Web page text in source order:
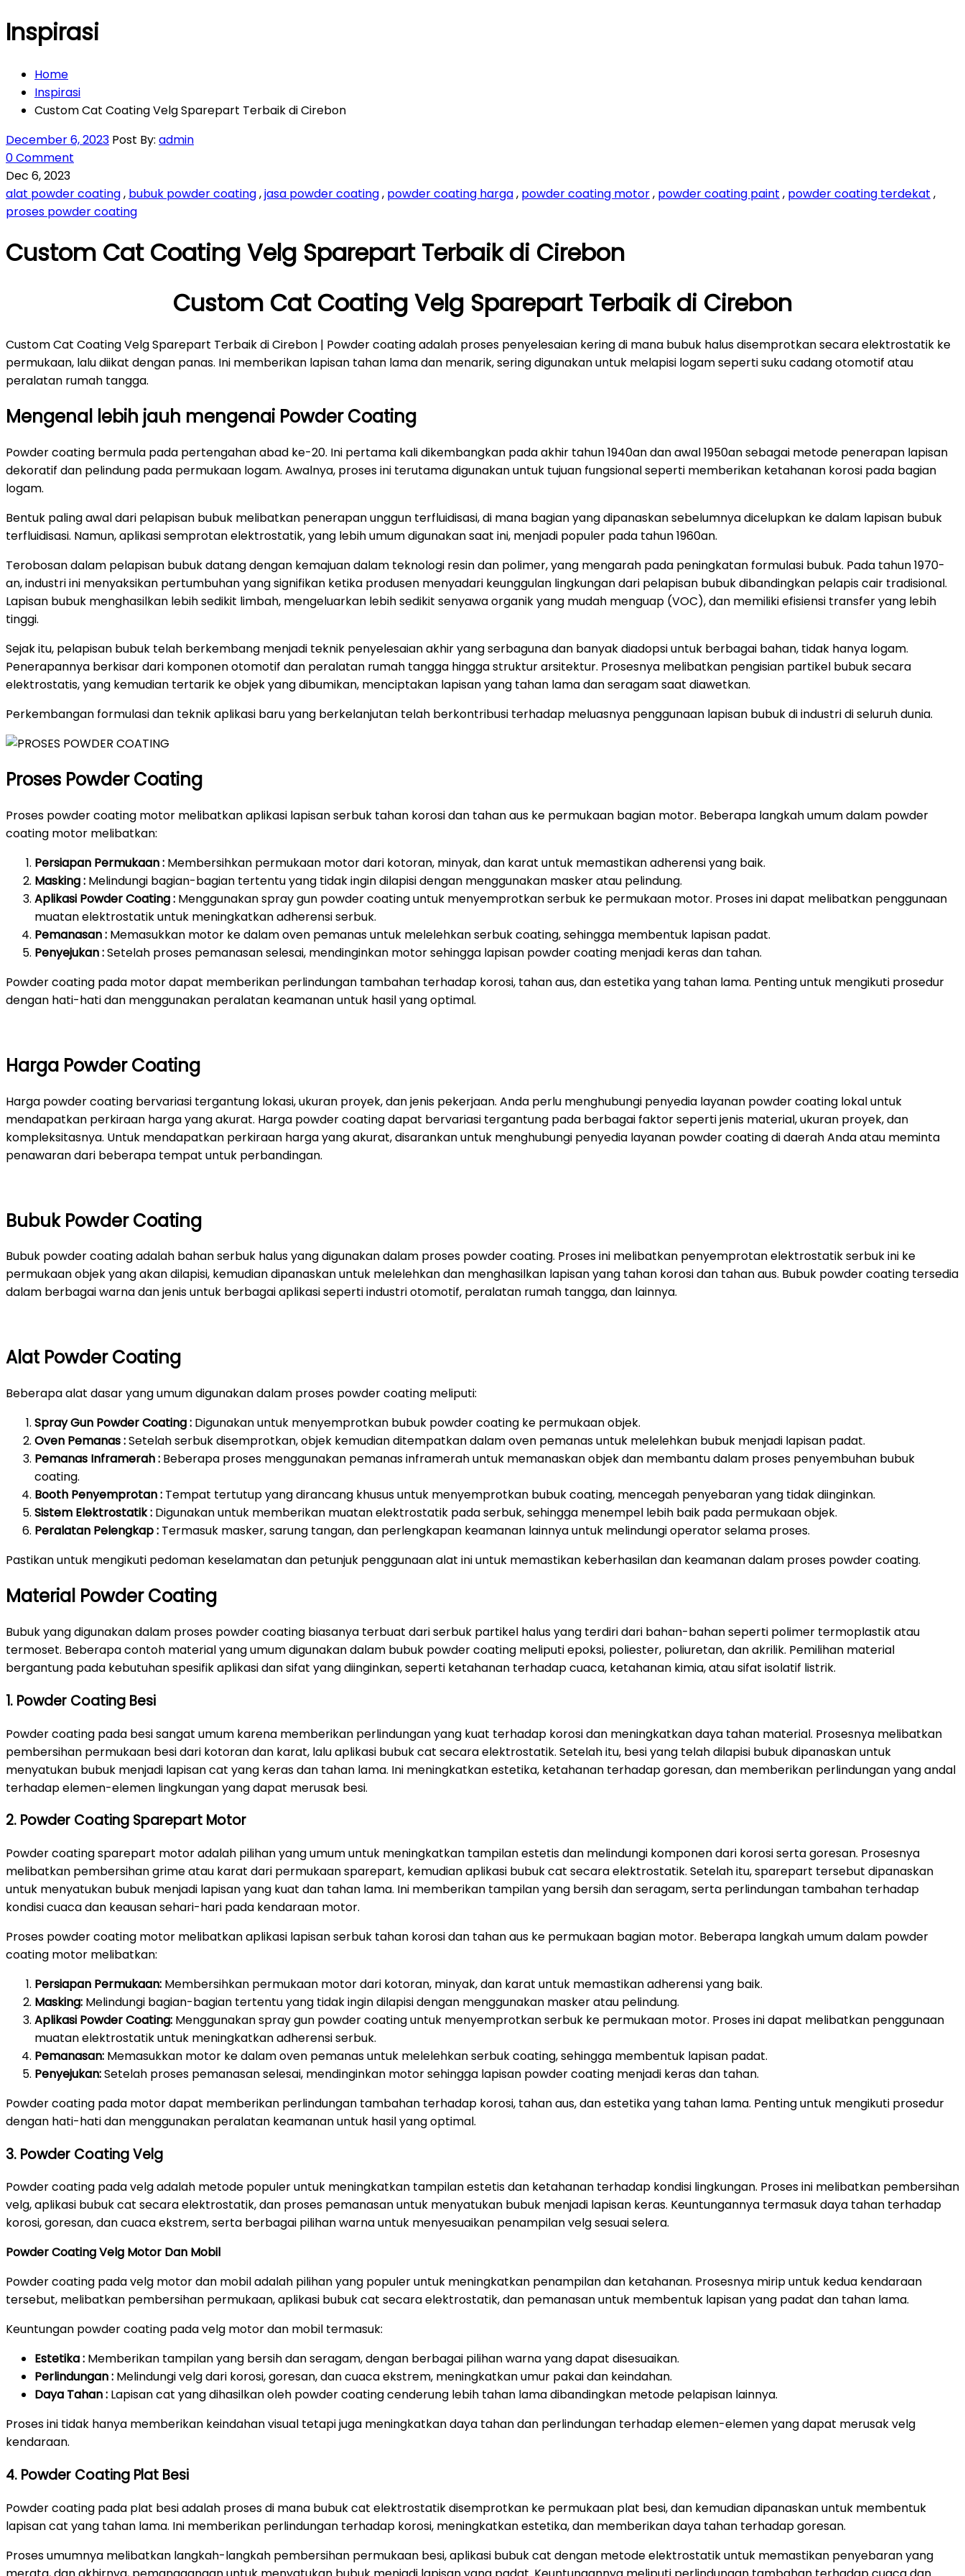
Inspirasi
Home
Inspirasi
Custom Cat Coating Velg Sparepart Terbaik di Cirebon
December 6, 2023 Post By: admin
0 Comment
Dec 6, 2023
alat powder coating, bubuk powder coating,jasa powder coating, powder coating harga, powder coating motor, powder coating paint , powder coating terdekat ,
proses powder coating
Custom Cat Coating Velg Sparepart Terbaik di Cirebon
Custom Cat Coating Velg Sparepart Terbaik di Cirebon
Custom Cat Coating Velg Sparepart Terbaik di Cirebon | Powder coating adalah proses penyelesaian kering di mana bubuk halus disemprotkan secara elektrostatik ke
permukaan, lalu diikat dengan panas. Ini memberikan lapisan tahan lama dan menarik, sering digunakan untuk melapisi logam seperti suku cadang otomotif atau
peralatan rumah tangga.
Mengenal lebih jauh mengenai Powder Coating
Powder coating bermula pada pertengahan abad ke-20. Ini pertama kali dikembangkan pada akhir tahun 1940an dan awal 1950an sebagai metode penerapan lapisan
dekoratif dan pelindung pada permukaan logam. Awalnya, proses ini terutama digunakan untuk tujuan fungsional seperti memberikan ketahanan korosi pada bagian
logam.
Bentuk paling awal dari pelapisan bubuk melibatkan penerapan unggun terfluidisasi, di mana bagian yang dipanaskan sebelumnya dicelupkan ke dalam lapisan bubuk
terfluidisasi. Namun, aplikasi semprotan elektrostatik, yang lebih umum digunakan saat ini, menjadi populer pada tahun 1960an.
Terobosan dalam pelapisan bubuk datang dengan kemajuan dalam teknologi resin dan polimer, yang mengarah pada peningkatan formulasi bubuk. Pada tahun 1970-
an, industri ini menyaksikan pertumbuhan yang signifikan ketika produsen menyadari keunggulan lingkungan dari pelapisan bubuk dibandingkan pelapis cair tradisional.
Lapisan bubuk menghasilkan lebih sedikit limbah, mengeluarkan lebih sedikit senyawa organik yang mudah menguap (VOC), dan memiliki efisiensi transfer yang lebih
tinggi.
Sejak itu, pelapisan bubuk telah berkembang menjadi teknik penyelesaian akhir yang serbaguna dan banyak diadopsi untuk berbagai bahan, tidak hanya logam.
Penerapannya berkisar dari komponen otomotif dan peralatan rumah tangga hingga struktur arsitektur. Prosesnya melibatkan pengisian partikel bubuk secara
elektrostatis, yang kemudian tertarik ke objek yang dibumikan, menciptakan lapisan yang tahan lama dan seragam saat diawetkan.
Perkembangan formulasi dan teknik aplikasi baru yang berkelanjutan telah berkontribusi terhadap meluasnya penggunaan lapisan bubuk di industri di seluruh dunia.
Proses Powder Coating
Proses powder coating motor melibatkan aplikasi lapisan serbuk tahan korosi dan tahan aus ke permukaan bagian motor. Beberapa langkah umum dalam powder
coating motor melibatkan:
Persiapan Permukaan : Membersihkan permukaan motor dari kotoran, minyak, dan karat untuk memastikan adherensi yang baik.
Masking : Melindungi bagian-bagian tertentu yang tidak ingin dilapisi dengan menggunakan masker atau pelindung.
Aplikasi Powder Coating : Menggunakan spray gun powder coating untuk menyemprotkan serbuk ke permukaan motor. Proses ini dapat melibatkan penggunaan
muatan elektrostatik untuk meningkatkan adherensi serbuk.
Pemanasan : Memasukkan motor ke dalam oven pemanas untuk melelehkan serbuk coating, sehingga membentuk lapisan padat.
Penyejukan :Setelah proses pemanasan selesai, mendinginkan motor sehingga lapisan powder coating menjadi keras dan tahan.
Powder coating pada motor dapat memberikan perlindungan tambahan terhadap korosi, tahan aus, dan estetika yang tahan lama. Penting untuk mengikuti prosedur
dengan hati-hati dan menggunakan peralatan keamanan untuk hasil yang optimal.
Harga Powder Coating
Harga powder coating bervariasi tergantung lokasi, ukuran proyek, dan jenis pekerjaan. Anda perlu menghubungi penyedia layanan powder coating lokal untuk
mendapatkan perkiraan harga yang akurat. Harga powder coating dapat bervariasi tergantung pada berbagai faktor seperti jenis material, ukuran proyek, dan
kompleksitasnya. Untuk mendapatkan perkiraan harga yang akurat, disarankan untuk menghubungi penyedia layanan powder coating di daerah Anda atau meminta
penawaran dari beberapa tempat untuk perbandingan.
Bubuk Powder Coating
Bubuk powder coating adalah bahan serbuk halus yang digunakan dalam proses powder coating. Proses ini melibatkan penyemprotan elektrostatik serbuk ini ke
permukaan objek yang akan dilapisi, kemudian dipanaskan untuk melelehkan dan menghasilkan lapisan yang tahan korosi dan tahan aus. Bubuk powder coating tersedia
dalam berbagai warna dan jenis untuk berbagai aplikasi seperti industri otomotif, peralatan rumah tangga, dan lainnya.
Alat Powder Coating
Beberapa alat dasar yang umum digunakan dalam proses powder coating meliputi:
Spray Gun Powder Coating : Digunakan untuk menyemprotkan bubuk powder coating ke permukaan objek.
Oven Pemanas :Setelah serbuk disemprotkan, objek kemudian ditempatkan dalam oven pemanas untuk melelehkan bubuk menjadi lapisan padat.
Pemanas Inframerah : Beberapa proses menggunakan pemanas inframerah untuk memanaskan objek dan membantu dalam proses penyembuhan bubuk
coating.
Booth Penyemprotan : Tempat tertutup yang dirancang khusus untuk menyemprotkan bubuk coating, mencegah penyebaran yang tidak diinginkan.
Sistem Elektrostatik : Digunakan untuk memberikan muatan elektrostatik pada serbuk, sehingga menempel lebih baik pada permukaan objek.
Peralatan Pelengkap : Termasuk masker, sarung tangan, dan perlengkapan keamanan lainnya untuk melindungi operator selama proses.
Pastikan untuk mengikuti pedoman keselamatan dan petunjuk penggunaan alat ini untuk memastikan keberhasilan dan keamanan dalam proses powder coating.
Material Powder Coating
Bubuk yang digunakan dalam proses powder coating biasanya terbuat dari serbuk partikel halus yang terdiri dari bahan-bahan seperti polimer termoplastik atau
termoset. Beberapa contoh material yang umum digunakan dalam bubuk powder coating meliputi epoksi, poliester, poliuretan, dan akrilik. Pemilihan material
bergantung pada kebutuhan spesifik aplikasi dan sifat yang diinginkan, seperti ketahanan terhadap cuaca, ketahanan kimia, atau sifat isolatif listrik.
1. Powder Coating Besi
Powder coating pada besi sangat umum karena memberikan perlindungan yang kuat terhadap korosi dan meningkatkan daya tahan material. Prosesnya melibatkan
pembersihan permukaan besi dari kotoran dan karat, lalu aplikasi bubuk cat secara elektrostatik. Setelah itu, besi yang telah dilapisi bubuk dipanaskan untuk
menyatukan bubuk menjadi lapisan cat yang keras dan tahan lama. Ini meningkatkan estetika, ketahanan terhadap goresan, dan memberikan perlindungan yang andal
terhadap elemen-elemen lingkungan yang dapat merusak besi.
2. Powder Coating Sparepart Motor
Powder coating sparepart motor adalah pilihan yang umum untuk meningkatkan tampilan estetis dan melindungi komponen dari korosi serta goresan. Prosesnya
melibatkan pembersihan grime atau karat dari permukaan sparepart, kemudian aplikasi bubuk cat secara elektrostatik. Setelah itu, sparepart tersebut dipanaskan
untuk menyatukan bubuk menjadi lapisan yang kuat dan tahan lama. Ini memberikan tampilan yang bersih dan seragam, serta perlindungan tambahan terhadap
kondisi cuaca dan keausan sehari-hari pada kendaraan motor.
Proses powder coating motor melibatkan aplikasi lapisan serbuk tahan korosi dan tahan aus ke permukaan bagian motor. Beberapa langkah umum dalam powder
coating motor melibatkan:
Persiapan Permukaan: Membersihkan permukaan motor dari kotoran, minyak, dan karat untuk memastikan adherensi yang baik.
Masking: Melindungi bagian-bagian tertentu yang tidak ingin dilapisi dengan menggunakan masker atau pelindung.
Aplikasi Powder Coating: Menggunakan spray gun powder coating untuk menyemprotkan serbuk ke permukaan motor. Proses ini dapat melibatkan penggunaan
muatan elektrostatik untuk meningkatkan adherensi serbuk.
Pemanasan: Memasukkan motor ke dalam oven pemanas untuk melelehkan serbuk coating, sehingga membentuk lapisan padat.
Penyejukan:Setelah proses pemanasan selesai, mendinginkan motor sehingga lapisan powder coating menjadi keras dan tahan.
Powder coating pada motor dapat memberikan perlindungan tambahan terhadap korosi, tahan aus, dan estetika yang tahan lama. Penting untuk mengikuti prosedur
dengan hati-hati dan menggunakan peralatan keamanan untuk hasil yang optimal.
3. Powder Coating Velg
Powder coating pada velg adalah metode populer untuk meningkatkan tampilan estetis dan ketahanan terhadap kondisi lingkungan. Proses ini melibatkan pembersihan
velg, aplikasi bubuk cat secara elektrostatik, dan proses pemanasan untuk menyatukan bubuk menjadi lapisan keras. Keuntungannya termasuk daya tahan terhadap
korosi, goresan, dan cuaca ekstrem, serta berbagai pilihan warna untuk menyesuaikan penampilan velg sesuai selera.
Powder Coating Velg Motor Dan Mobil
Powder coating pada velg motor dan mobil adalah pilihan yang populer untuk meningkatkan penampilan dan ketahanan. Prosesnya mirip untuk kedua kendaraan
tersebut, melibatkan pembersihan permukaan, aplikasi bubuk cat secara elektrostatik, dan pemanasan untuk membentuk lapisan yang padat dan tahan lama.
Keuntungan powder coating pada velg motor dan mobil termasuk:
Estetika : Memberikan tampilan yang bersih dan seragam, dengan berbagai pilihan warna yang dapat disesuaikan.
Perlindungan : Melindungi velg dari korosi, goresan, dan cuaca ekstrem, meningkatkan umur pakai dan keindahan.
Daya Tahan : Lapisan cat yang dihasilkan oleh powder coating cenderung lebih tahan lama dibandingkan metode pelapisan lainnya.
Proses ini tidak hanya memberikan keindahan visual tetapi juga meningkatkan daya tahan dan perlindungan terhadap elemen-elemen yang dapat merusak velg
kendaraan.
4. Powder Coating Plat Besi
Powder coating pada plat besi adalah proses di mana bubuk cat elektrostatik disemprotkan ke permukaan plat besi, dan kemudian dipanaskan untuk membentuk
lapisan cat yang tahan lama. Ini memberikan perlindungan terhadap korosi, meningkatkan estetika, dan memberikan daya tahan terhadap goresan.
Proses umumnya melibatkan langkah-langkah pembersihan permukaan besi, aplikasi bubuk cat dengan metode elektrostatik untuk memastikan penyebaran yang